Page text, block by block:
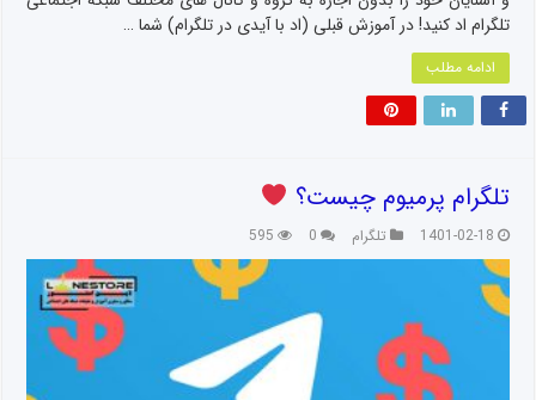
تلگرام اد کنید! در آموزش قبلی (اد با آیدی در تلگرام) شما …
ادامه مطلب
تلگرام پرمیوم چیست؟
1401-02-18 تلگرام 0
595